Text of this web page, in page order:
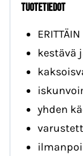
tuotetiedot
kestävä
yhden